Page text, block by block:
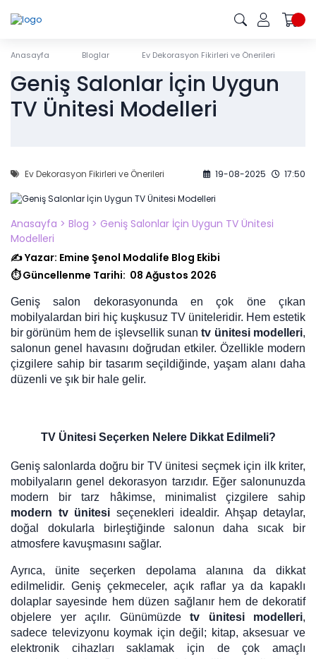
Anasayfa Bloglar Ev Dekorasyon Fikirleri ve Önerileri
Geniş Salonlar İçin Uygun
TV Ünitesi Modelleri
Ev Dekorasyon Fikirleri ve Önerileri 19-08-2025 17:50
Anasayfa > Blog > Geniş Salonlar İçin Uygun TV Ünitesi
Modelleri
✍️ Yazar: Emine Şenol Modalife Blog Ekibi
⏱️ Güncellenme Tarihi: 08 Ağustos 2026
Geniş salon dekorasyonunda en çok öne çıkan
mobilyalardan biri hiç kuşkusuz TV üniteleridir. Hem estetik
bir görünüm hem de işlevsellik sunantv ünitesi modelleri,
salonun genel havasını doğrudan etkiler. Özellikle modern
çizgilere sahip bir tasarım seçildiğinde, yaşam alanı daha
düzenli ve şık bir hale gelir.
TV Ünitesi Seçerken Nelere Dikkat Edilmeli?
Geniş salonlarda doğru bir TV ünitesi seçmek için ilk kriter,
mobilyaların genel dekorasyon tarzıdır. Eğer salonunuzda
modern bir tarz hâkimse, minimalist çizgilere sahip
modern tv ünitesi seçenekleri idealdir. Ahşap detaylar,
doğal dokularla birleştiğinde salonun daha sıcak bir
atmosfere kavuşmasını sağlar.
Ayrıca, ünite seçerken depolama alanına da dikkat
edilmelidir. Geniş çekmeceler, açık raflar ya da kapaklı
dolaplar sayesinde hem düzen sağlanır hem de dekoratif
objelere yer açılır. Günümüzde tv ünitesi modelleri,
sadece televizyonu koymak için değil; kitap, aksesuar ve
elektronik cihazları saklamak için de çok amaçlı